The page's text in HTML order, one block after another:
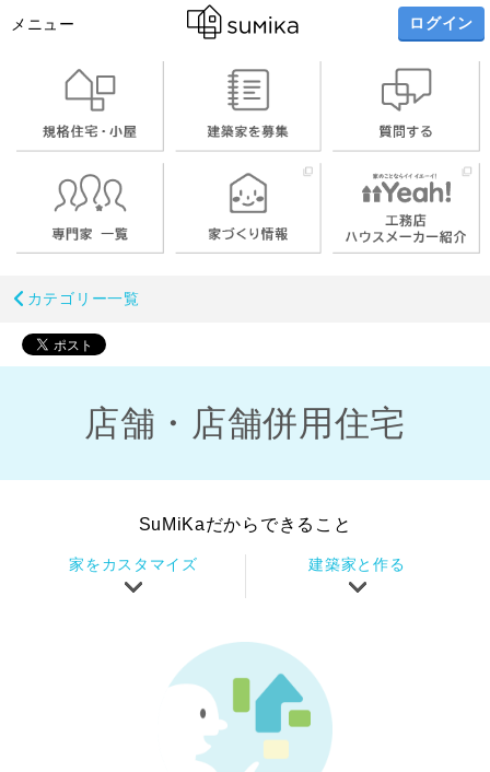
メニュー ログイン
カテゴリー一覧
店舗・店舗併用住宅
SuMiKaだからできること
家をカスタマイズ 建築家と作る